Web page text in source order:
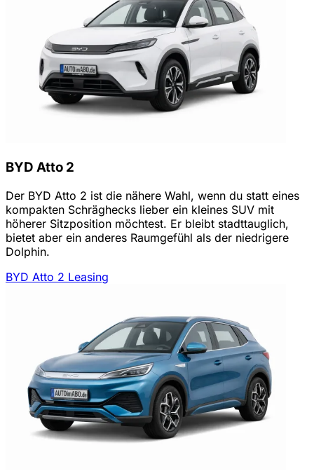
BYD Atto 2
Der BYD Atto 2 ist die nähere Wahl, wenn du statt eines
kompakten Schräghecks lieber ein kleines SUV mit
höherer Sitzposition möchtest. Er bleibt stadttauglich,
bietet aber ein anderes Raumgefühl als der niedrigere
Dolphin.
BYD Atto 2 Leasing